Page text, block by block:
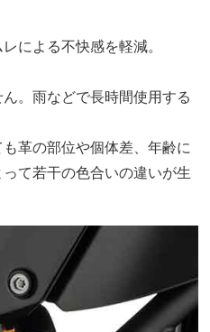
による不快感を軽減。
。雨などで長時間使用する
革の部位や個体差、年齢に
て若干の色合いの違いが生